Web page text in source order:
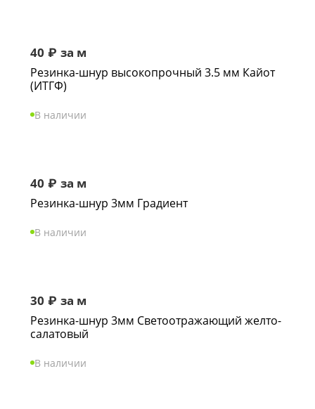
40 ₽ за м
Резинка-шнур высокопрочный 3.5 мм Кайот
(ИТГФ)
В наличии
40 ₽ за м
Резинка-шнур 3мм Градиент
В наличии
30 ₽ за м
Резинка-шнур 3мм Светоотражающий желто-
салатовый
В наличии